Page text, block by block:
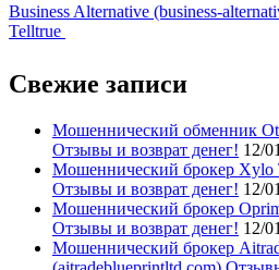
Business Alternative (business-
Telltrue
Свежие записи
Мошеннический обменник
Отзывы и возврат денег! 12/
Мошеннический брокер Xylo
Отзывы и возврат денег! 12/
Мошеннический брокер
Отзывы и возврат денег! 12/
Мошеннический брокер